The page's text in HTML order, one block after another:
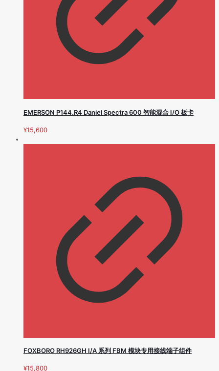
EMERSON P144.R4 Daniel Spectra 600 智能混合 I/O 板卡
¥15,600
FOXBORO RH926GH I/A 系列 FBM 模块专用接线端子组件
¥15,800